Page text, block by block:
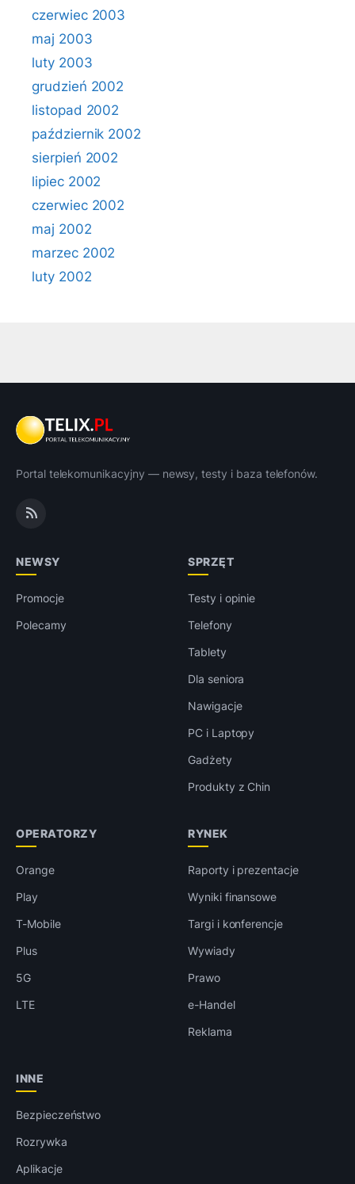
czerwiec 2003
maj 2003
luty 2003
grudzień 2002
listopad 2002
październik 2002
sierpień 2002
lipiec 2002
czerwiec 2002
maj 2002
marzec 2002
luty 2002
Portal telekomunikacyjny — newsy, testy i baza telefonów.
NEWSY
Promocje
Polecamy
SPRZĘT
Testy i opinie
Telefony
Tablety
Dla seniora
Nawigacje
PC i Laptopy
Gadżety
Produkty z Chin
OPERATORZY
Orange
Play
T-Mobile
Plus
5G
LTE
RYNEK
Raporty i prezentacje
Wyniki finansowe
Targi i konferencje
Wywiady
Prawo
e-Handel
Reklama
INNE
Bezpieczeństwo
Rozrywka
Aplikacje